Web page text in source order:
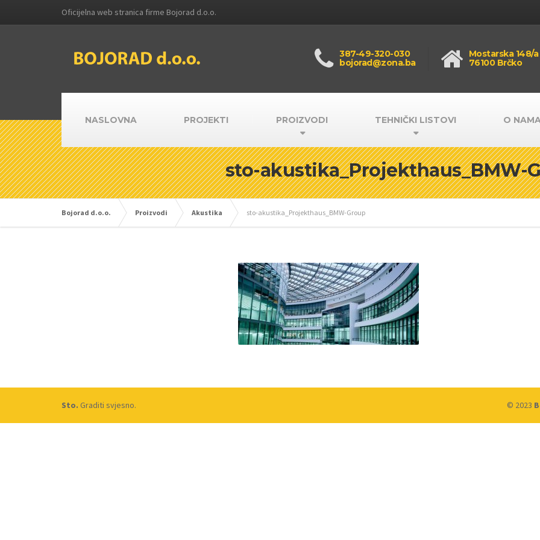
Oficijelna web stranica firme Bojorad d.o.o.
387-49-320-030
bojorad@zona.ba
Mostarska 148/a
76100 Brčko
NASLOVNA PROJEKTI PROIZVODI TEHNIČKI LISTOVI O NAMA
sto-akustika_Projekthaus_BMW-
Bojorad d.o.o. Proizvodi Akustika sto-akustika_Projekthaus_BMW-Group
Sto. Graditi svjesno. © 2023